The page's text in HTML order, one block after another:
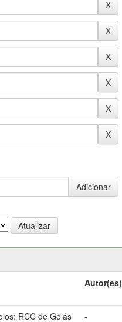
Autor(es)
RCC de Goiás
-